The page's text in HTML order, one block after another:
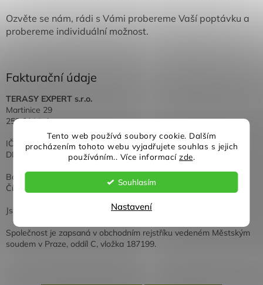
Tento web používá soubory cookie. Dalším
procházením tohoto webu vyjadřujete souhlas s jejich
používáním.. Více informací zde.
Souhlasím
Nastavení
Ozvěte se nám, rádi s Vámi probereme Vaší poptávku a
probereme individuální možnost.
Fakturační údaje
TERASY EXPERT s.r.o.
Martinice 29
259 01 Votice
IČO: 24191299
DIČ: CZ24191299
Bankovní spojení:
Číslo účtu:
2700371418 / 2010
Jsme plátci DPH.
Společnost je zapsaná v obchodním rejstříku vedeném Městským
soudem v Praze, oddíl C, vložka 187199.